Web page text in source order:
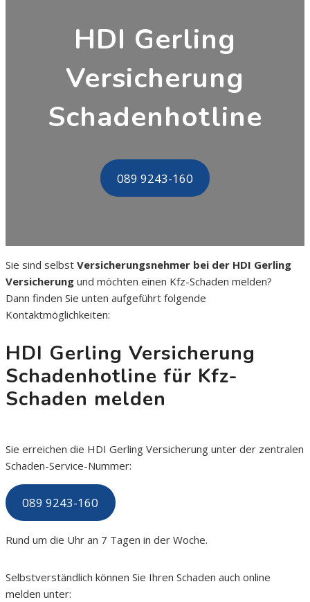
HDI Gerling
Versicherung
Schadenhotline
089 9243-160
Sie sind selbst Versicherungsnehmer bei der HDI Gerling
Versicherung und möchten einen Kfz-Schaden melden?
Dann finden Sie unten aufgeführt folgende
Kontaktmöglichkeiten:
HDI Gerling Versicherung
Schadenhotline für Kfz-
Schaden melden
Sie erreichen die HDI Gerling Versicherung unter der zentralen
Schaden-Service-Nummer:
089 9243-160
Rund um die Uhr an 7 Tagen in der Woche.
Selbstverständlich können Sie Ihren Schaden auch online
melden unter: